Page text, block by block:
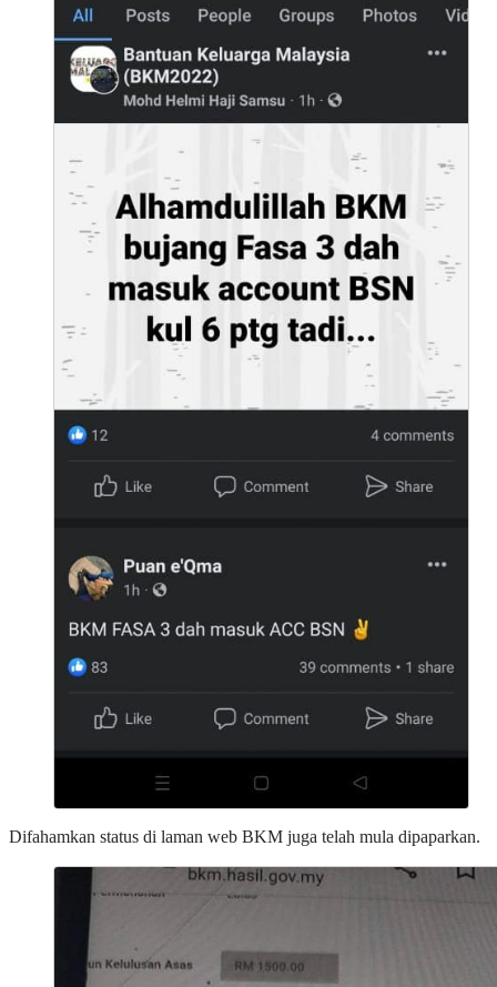
Difahamkan status di laman web BKM juga telah mula dipaparkan.